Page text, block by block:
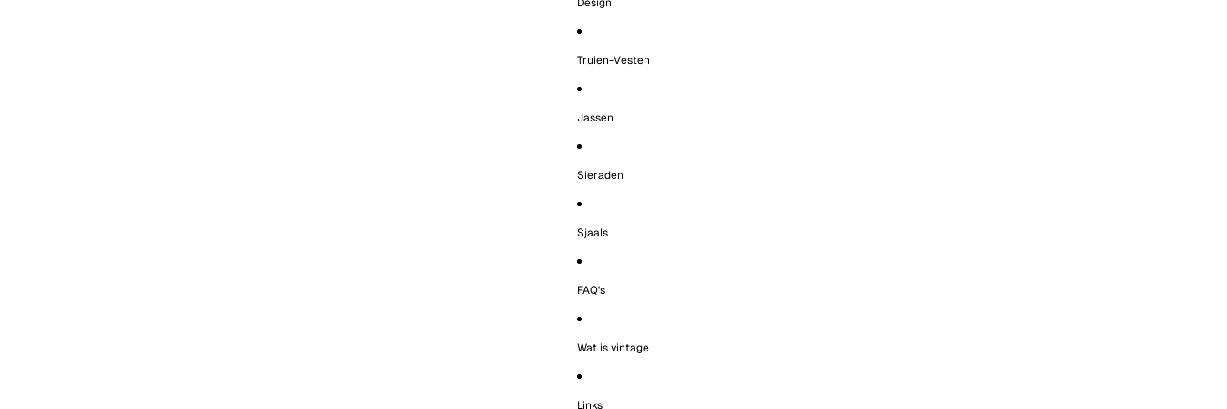
Truien-Vesten
Jassen
Sieraden
Sjaals
FAQ's
Wat is vintage
Links